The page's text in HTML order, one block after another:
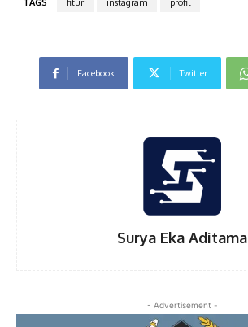
TAGS fitur instagram profil
Facebook Twitter
Surya Eka Aditama
- Advertisement -